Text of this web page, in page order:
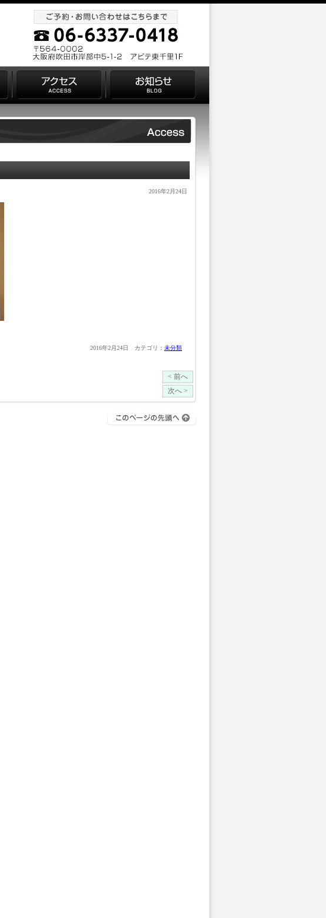
2016年2月24日
2016年2月24日 カテゴリ： 未分類
< 前へ
次へ >